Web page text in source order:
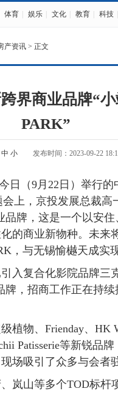
体育 娱乐 文化 教育 科技
产资讯 > 正文
界商业品牌“
PARK”
中 小 发布时间：2023-09-22
日（9月22日）举行
上，京投发展总裁高
品牌，这是一个以安
的商业新物种。未来
，与无锡愉樾天成实
入复合化影院品牌三
牌，招商工作正在持
植物、Frienday、HK
Patisserie等新锐品
场吸引了众多与会者
岚山等多个TOD标杆